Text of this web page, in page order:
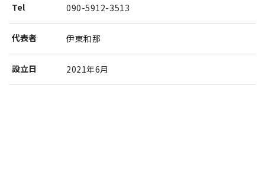
Tel 090-5912-3513
代表者 伊東和那
設⽴⽇ 2021年6月